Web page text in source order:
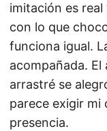
imitación es
con lo que
funciona igual.
acompañada. El
arrastré se
parece exigir mi
presencia.